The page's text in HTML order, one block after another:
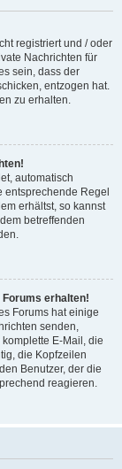
registriert und / oder
Nachrichten für
sein, dass der
entzogen hat.
zu erhalten.
automatisch
Regel
erhältst, so kannst
betreffenden
Forums erhalten!
Forums hat einige
senden,
E-Mail, die
die Kopfzeilen
Benutzer, der die
reagieren.